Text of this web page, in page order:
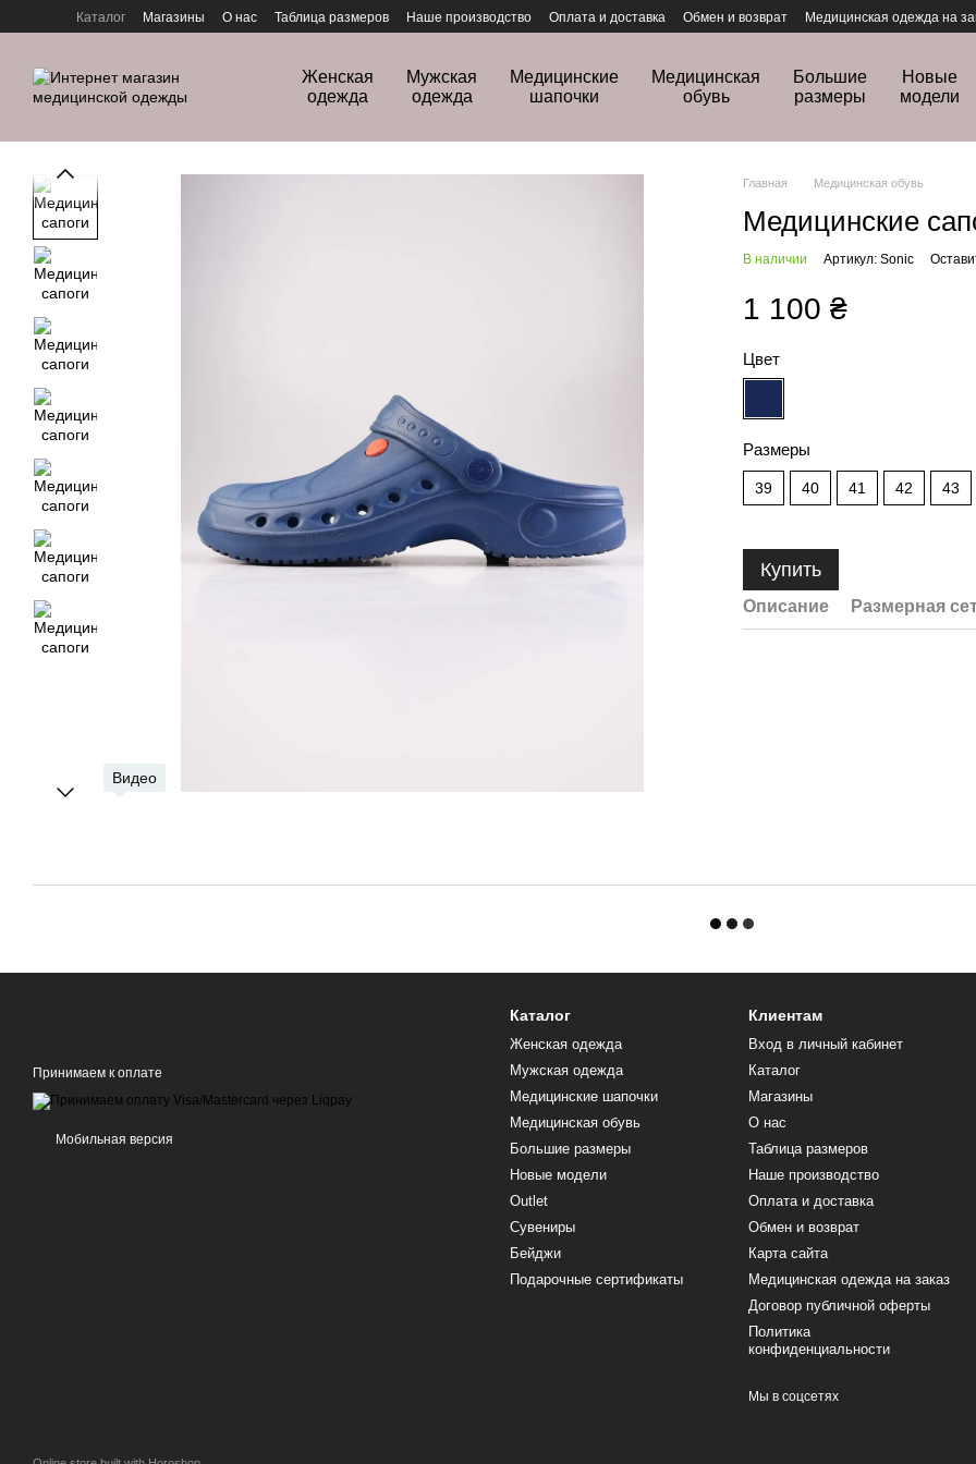
Перейти к основному контенту
Каталог Магазины О нас Таблица размеров Наше производство Оплата и доставка Обмен и возврат Медицинская одежда на
Женская
одежда
Мужская
одежда
Медицинские
шапочки
Медицинская
обувь
Большие
размеры
Новые
модели
Видео
Главная Медицинская обувь
Медицинские
В наличии Артикул: Sonic
1 100 ₴
Цвет
Размеры
39 40 41 42 43
Купить
Описание Размерная
Принимаем к оплате
Мобильная версия
Каталог
Женская одежда
Мужская одежда
Медицинские шапочки
Медицинская обувь
Большие размеры
Новые модели
Outlet
Сувениры
Бейджи
Подарочные сертификаты
Клиентам
Вход в личный кабинет
Каталог
Магазины
О нас
Таблица размеров
Наше производство
Оплата и доставка
Обмен и возврат
Карта сайта
Медицинская одежда на заказ
Договор публичной оферты
Политика
конфиденциальности
Мы в соцсетях